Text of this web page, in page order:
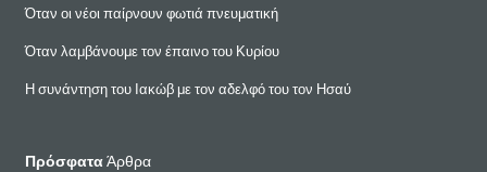
Όταν οι νέοι παίρνουν φωτιά πνευματική
Όταν λαμβάνουμε τον έπαινο του Κυρίου
Η συνάντηση του Ιακώβ με τον αδελφό του τον Ησαύ
ΠρόσφαταΆρθρα